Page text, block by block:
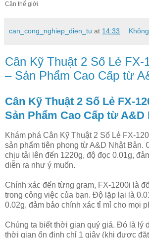
Cân thế giới
can_cong_nghiep_dien_tu at 14:33
Cân Kỹ Thuật 2 Số Lẻ FX-
– Sản Phẩm Cao Cấp từ
Cân Kỹ Thuật 2 Số Lẻ FX-
Sản Phẩm Cao Cấp từ A&D
Khám phá Cân Kỹ Thuật 2 Số Lẻ FX-
sản phẩm tiên phong từ A&D Nhật Bản.
chịu tải lên đến 1220g, độ đọc 0.01g,
diễn ra như ý muốn.
Chính xác đến từng gram, FX-1200i là
trong công việc của bạn. Độ lặp lại là
0.02g, đảm bảo chính xác tỉ mỉ cho mọi
Chúng ta biết thời gian quý giá. Đó là lý
thời gian ổn định chỉ 1 giây (khi được